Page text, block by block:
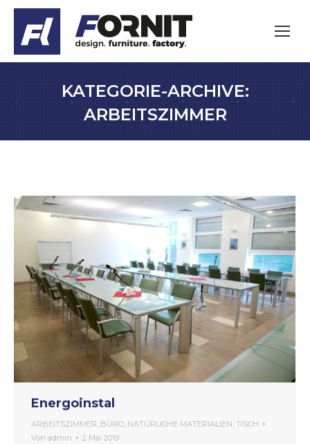
KATEGORIE-ARCHIVE:
ARBEITSZIMMER
Energoinstal
ARBEITSZIMMER, BÜRO, NATÜRLICHE MATERIALIEN, TISCH
Von admin 2 Mai 2019